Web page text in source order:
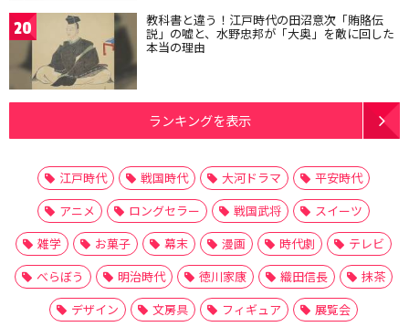
20 教科書と違う！江戸時代の田沼意次「賄賂伝
説」の嘘と、水野忠邦が「大奥」を敵に回した
本当の理由
ランキングを表示
江戸時代 戦国時代 大河ドラマ
平安時代
アニメ
ロングセラー 戦国武将
スイーツ
雑学
お菓子 幕末 漫画 時代劇
テレビ
べらぼう
明治時代 徳川家康 織田信長
抹茶
デザイン
文房具 フィギュア
展覧会